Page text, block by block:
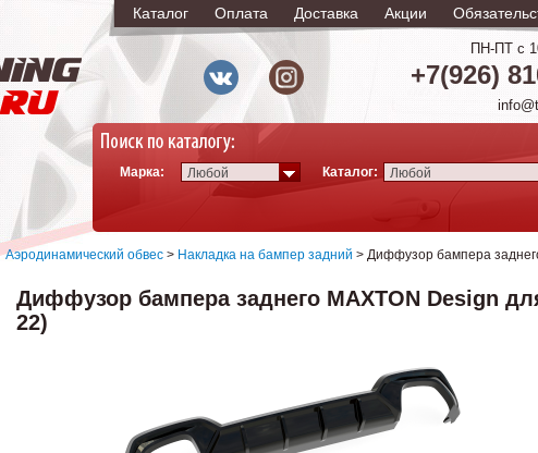
ПН-ПТ с
+7(926)
Каталог Оплата Доставка Акции
Марка: Любой Каталог: Любой
Аэродинамический обвес > Накладка на бампер задний > Диффузор бампера
Диффузор бампера заднего MAXTON Design
22)